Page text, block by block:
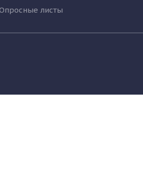
листы